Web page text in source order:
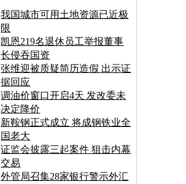
我国城市可用土地资源已近极
限
凯恩219名退休员工举报董事
长侵吞国资
张维迎被质疑简历造假 出示证
据回应
调油价窗口开启4天 发改委未
决定降价
新鞍钢正式成立 将成钢铁业全
国老大
证监会披露三起案件 狙击内幕
交易
外管局召集28家银行警示外汇